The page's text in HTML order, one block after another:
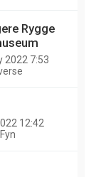
Rygge
2022 7:53
12:42